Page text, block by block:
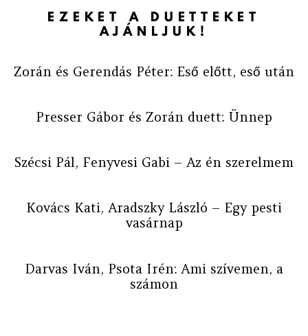
EZEKET A DUETTEKET
AJÁNLJUK!
Zorán és Gerendás Péter: Eső előtt, eső után
Presser Gábor és Zorán duett: Ünnep
Szécsi Pál, Fenyvesi Gabi – Az én szerelmem
Kovács Kati, Aradszky László – Egy pesti
vasárnap
Darvas Iván, Psota Irén: Ami szívemen, a
számon